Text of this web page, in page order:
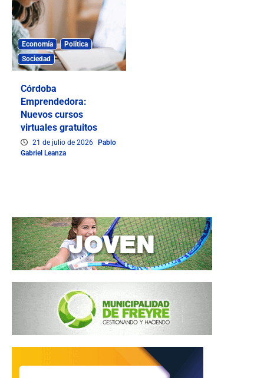
Economía
Política
Sociedad
Córdoba
Emprendedora:
Nuevos cursos
virtuales gratuitos
21 de julio de 2026 Pablo
Gabriel Leanza